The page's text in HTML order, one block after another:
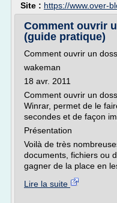
Site : https://www.over-
Comment ouvrir
(guide pratique)
Comment ouvrir un
wakeman
18 avr. 2011
Comment ouvrir un
Winrar, permet de le
secondes et de façon
Présentation
Voilà de très
documents, fichiers ou
gagner de la place en
Lire la suite